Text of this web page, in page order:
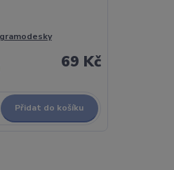
69 Kč
Přidat do košíku